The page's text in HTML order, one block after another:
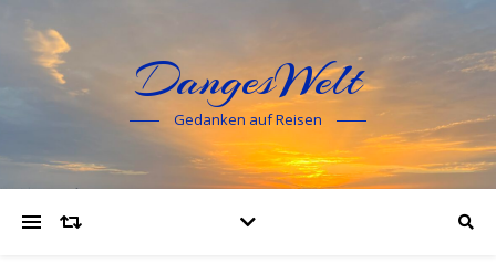
DangesWelt
Gedanken auf Reisen